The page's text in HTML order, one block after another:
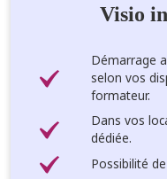
Visio
Démarrage
selon vos
formateur.
Dans vos
dédiée.
Possibilité